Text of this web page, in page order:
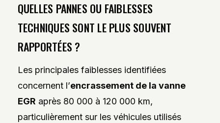
QUELLES PANNES OU FAIBLESSES
TECHNIQUES SONT LE PLUS SOUVENT
RAPPORTÉES ?
Les principales faiblesses identifiées
concernent l’encrassement de la vanne
EGR après 80 000 à 120 000 km,
particulièrement sur les véhicules utilisés